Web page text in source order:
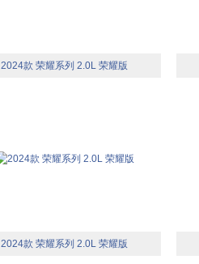
2024款 荣耀系列 2.0L 荣耀版
2024款 荣耀系列 2.0L 荣耀版